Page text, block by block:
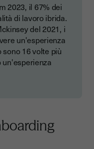
2023, il 67% dei
di lavoro ibrida.
del 2021, i
un'esperienza
16 volte più